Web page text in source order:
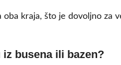
kraja, što je dovoljno
busena ili bazen?